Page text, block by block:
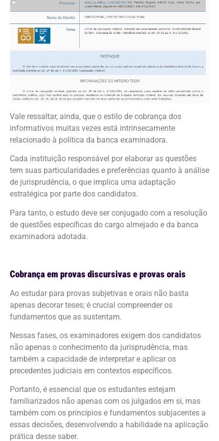
Vale ressaltar, ainda, que o estilo de cobrança dos
informativos muitas vezes está intrinsecamente
relacionado à política da banca examinadora.
Cada instituição responsável por elaborar as questões
tem suas particularidades e preferências quanto à análise
de jurisprudência, o que implica uma adaptação
estratégica por parte dos candidatos.
Para tanto, o estudo deve ser conjugado com a resolução
de questões específicas do cargo almejado e da banca
examinadora adotada.
Cobrança em provas discursivas e provas orais
Ao estudar para provas subjetivas e orais não basta
apenas decorar teses; é crucial compreender os
fundamentos que as sustentam.
Nessas fases, os examinadores exigem dos candidatos
não apenas o conhecimento da jurisprudência, mas
também a capacidade de interpretar e aplicar os
precedentes judiciais em contextos específicos.
Portanto, é essencial que os estudantes estejam
familiarizados não apenas com os julgados em si, mas
também com os princípios e fundamentos subjacentes a
essas decisões, desenvolvendo a habilidade na aplicação
prática desse saber.